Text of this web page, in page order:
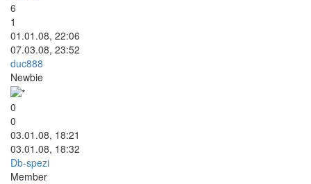
6
1
01.01.08, 22:06
07.03.08, 23:52
duc888
Newbie
0
0
03.01.08, 18:21
03.01.08, 18:32
Db-spezi
Member